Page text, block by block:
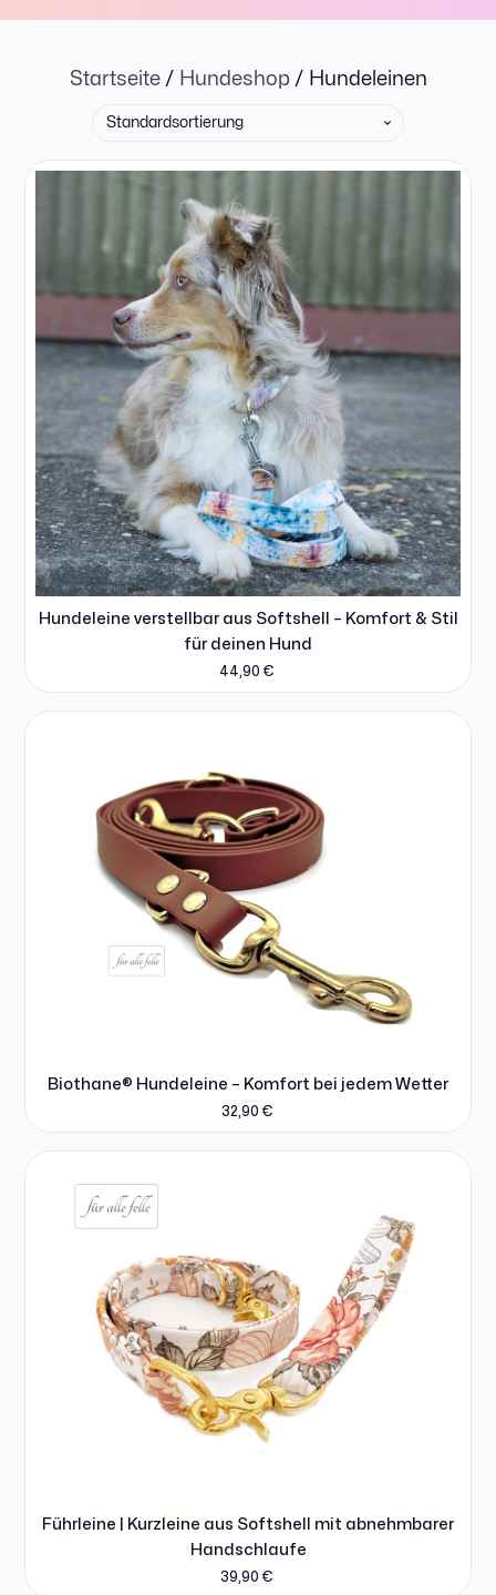
Startseite/ Hundeshop/ Hundeleinen
Hundeleine verstellbar aus Softshell – Komfort & Stil
für deinen Hund
44,90€
Biothane® Hundeleine – Komfort bei jedem Wetter
32,90 €
Führleine | Kurzleine aus Softshell mit abnehmbarer
Handschlaufe
39,90€